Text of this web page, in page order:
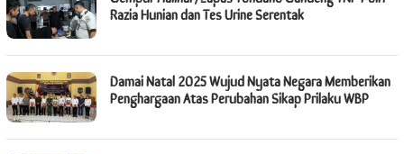
Razia Hunian dan Tes Urine Serentak
Damai Natal 2025 Wujud Nyata Negara Memberikan
Penghargaan Atas Perubahan Sikap Prilaku WBP